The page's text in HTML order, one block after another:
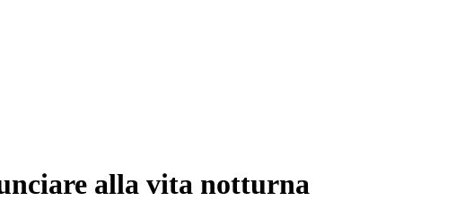
alla vita notturna